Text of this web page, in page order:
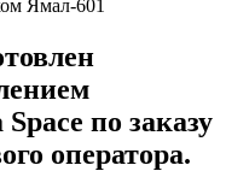
Ямал-601
по заказу
оператора.